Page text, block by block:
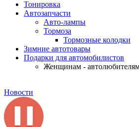
Тонировка
Автозапчасти
Авто-лампы
Тормоза
Тормозные колодки
Зимние автотовары
Подарки для автомобилистов
Женщинам -
Новости